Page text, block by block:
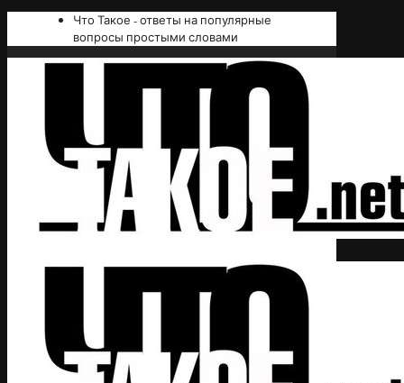
Что Такое - ответы на популярные
вопросы простыми словами